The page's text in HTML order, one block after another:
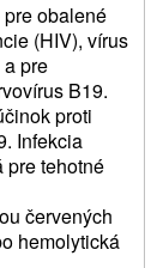
obalené
(HIV), vírus
pre
B19.
proti
Infekcia
pre tehotné
červených
hemolytická